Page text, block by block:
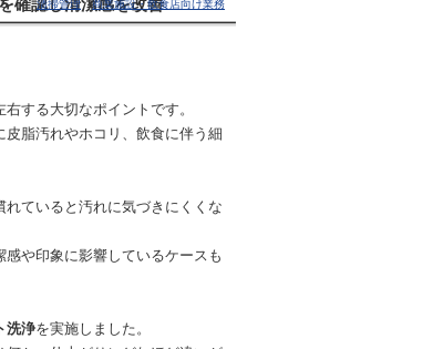
確認し清潔感を改善
|清掃管理 商業施設・飲食店向け業務
する大切なポイントです。
脂汚れやホコリ、飲食に伴う細
ていると汚れに気づきにくくな
や印象に影響しているケースも
洗浄を実施しました。